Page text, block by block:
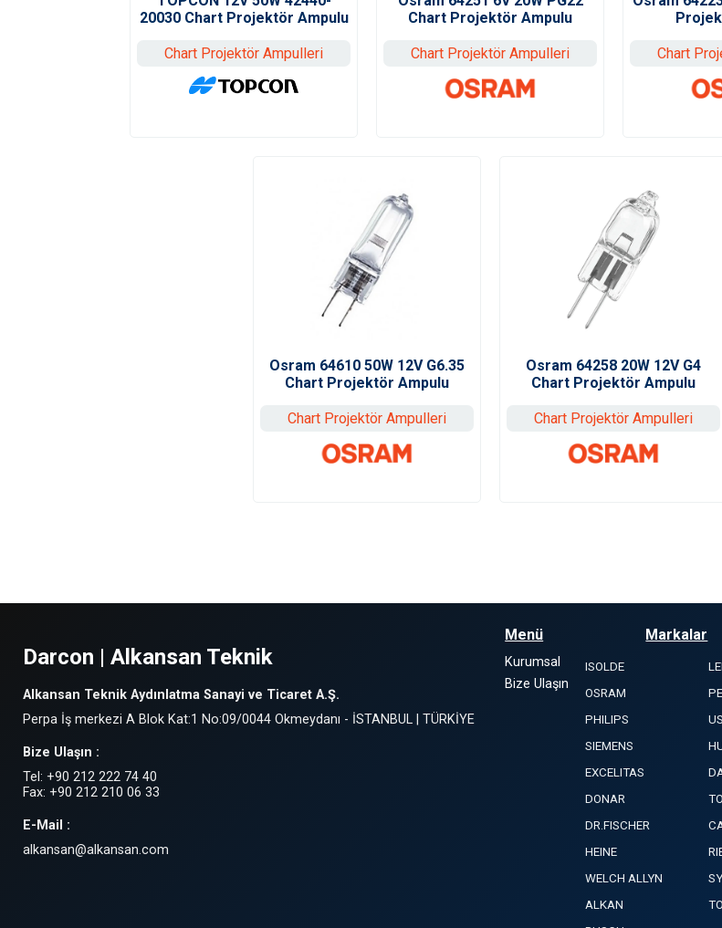
20030 Chart Projektör Ampulu
Chart Projektör Ampulleri
Chart Projektör Ampulu
Chart Projektör Ampulleri Chart
Osram 64610 50W 12V G6.35
Chart Projektör Ampulu
Chart Projektör Ampulleri
Osram 64258 20W 12V G4
Chart Projektör Ampulu
Chart Projektör Ampulleri
Darcon | Alkansan Teknik
Alkansan Teknik Aydınlatma Sanayi ve Ticaret A.Ş.
Perpa İş merkezi A Blok Kat:1 No:09/0044 Okmeydanı - İSTANBUL | TÜRKİYE
Bize Ulaşın :
Tel: +90 212 222 74 40
Fax: +90 212 210 06 33
E-Mail :
alkansan@alkansan.com
Menü
Kurumsal
Bize Ulaşın
Markalar
ISOLDE
OSRAM
PHILIPS
SIEMENS
EXCELITAS
DONAR
DR.FISCHER
HEINE
WELCH ALLYN
ALKAN